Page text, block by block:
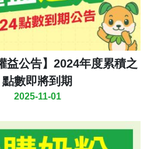
益公告】2024年度累積之
點數即將到期
2025-11-01